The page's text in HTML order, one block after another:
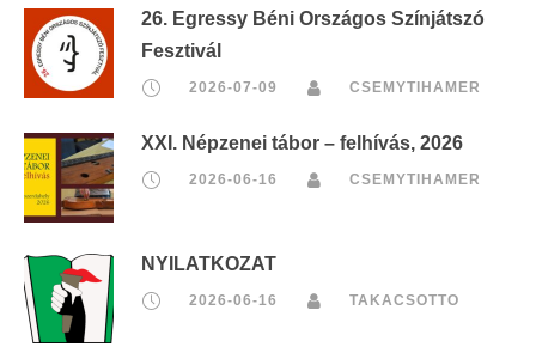
26. Egressy Béni Országos Színjátszó
Fesztivál
2026-07-09 CSEMYTIHAMER
XXI. Népzenei tábor – felhívás, 2026
2026-06-16 CSEMYTIHAMER
NYILATKOZAT
2026-06-16 TAKACSOTTO